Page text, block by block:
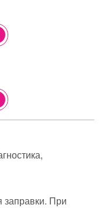
заправки. При